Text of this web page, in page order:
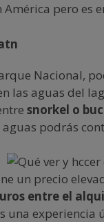
América pero es
Nacional,
las aguas del
snorkel o
podrás
un precio
entre el
una experiencia